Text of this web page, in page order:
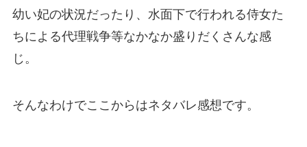
幼い妃の状況だったり、水面下で行われる侍女た
ちによる代理戦争等なかなか盛りだくさんな感
じ。
そんなわけでここからはネタバレ感想です。